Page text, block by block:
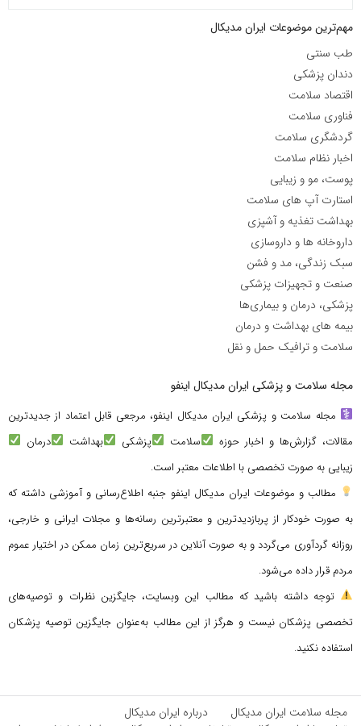
مهم‌ترین موضوعات ایران مدیکال
طب سنتی
دندان پزشکی
اقتصاد سلامت
فناوری سلامت
گردشگری سلامت
اخبار نظام سلامت
پوست، مو و زیبایی
استارت آپ های سلامت
بهداشت تغذیه و آشپزی
داروخانه ها و داروسازی
سبک زندگی، مد و فشن
صنعت و تجهیزات پزشکی
پزشکی، درمان و بیماری‌ها
بیمه های بهداشت و درمان
سلامت و ترافیک حمل و نقل
مجله سلامت و پزشکی ایران مدیکال اینفو
مجله سلامت و پزشکی ایران مدیکال اینفو، مرجعی قابل اعتماد از جدیدترین
مقالات، گزارش‌ها و اخبار حوزه
سلامت پزشکی بهداشت
درمان
زیبایی به صورت تخصصی با اطلاعات معتبر است.
مطالب و موضوعات ایران مدیکال اینفو جنبه اطلاع‌رسانی و آموزشی داشته که
به صورت خودکار از پربازدیدترین و معتبرترین رسانه‌ها و مجلات ایرانی و خارجی،
روزانه گردآوری می‌گردد و به صورت آنلاین در سریع‌ترین زمان ممکن در اختیار عموم
مردم قرار داده می‌شود.
توجه داشته باشید که مطالب این وبسایت، جایگزین نظرات و توصیه‌های
تخصصی پزشکان نیست و هرگز از این مطالب به‌عنوان جایگزین توصیه پزشکان
استفاده نکنید.
مجله سلامت ایران مدیکال
درباره ایران مدیکال